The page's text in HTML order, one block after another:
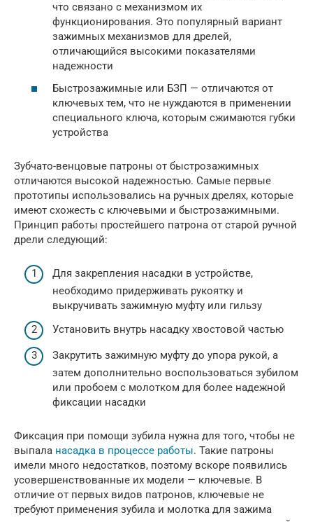
что связано с механизмом их
функционирования. Это популярный вариант
зажимных механизмов для дрелей,
отличающийся высокими показателями
надежности
Быстрозажимные или БЗП — отличаются от
ключевых тем, что не нуждаются в применении
специального ключа, которым сжимаются губки
устройства
Зубчато-венцовые патроны от быстрозажимных
отличаются высокой надежностью. Самые первые
прототипы использовались на ручных дрелях, которые
имеют схожесть с ключевыми и быстрозажимными.
Принцип работы простейшего патрона от старой ручной
дрели следующий:
Для закрепления насадки в устройстве,
необходимо придерживать рукоятку и
выкручивать зажимную муфту или гильзу
Установить внутрь насадку хвостовой частью
Закрутить зажимную муфту до упора рукой, а
затем дополнительно воспользоваться зубилом
или пробоем с молотком для более надежной
фиксации насадки
Фиксация при помощи зубила нужна для того, чтобы не
выпала насадка в процессе работы. Такие патроны
имели много недостатков, поэтому вскоре появились
усовершенствованные их модели — ключевые. В
отличие от первых видов патронов, ключевые не
требуют применения зубила и молотка для зажима